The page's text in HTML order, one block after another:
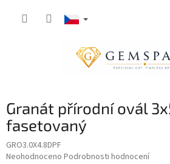
Granát přírodní ovál
fasetovaný
GRO3.0X4.8DPF
Průměrné
Neohodnoceno Podrobnosti hodnocení